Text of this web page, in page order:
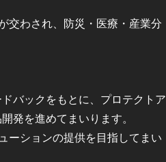
交わされ、防災・医療・産業分
バックをもとに、プロテクトア
発を進めてまいります。
ーションの提供を目指してまい